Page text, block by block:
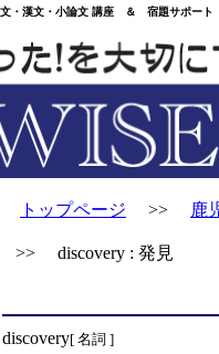
・漢文・小論文 講座 ＆ 宿題サポー
トップページ >> 鹿
>> discovery : 発見
discovery[ 名詞 ]